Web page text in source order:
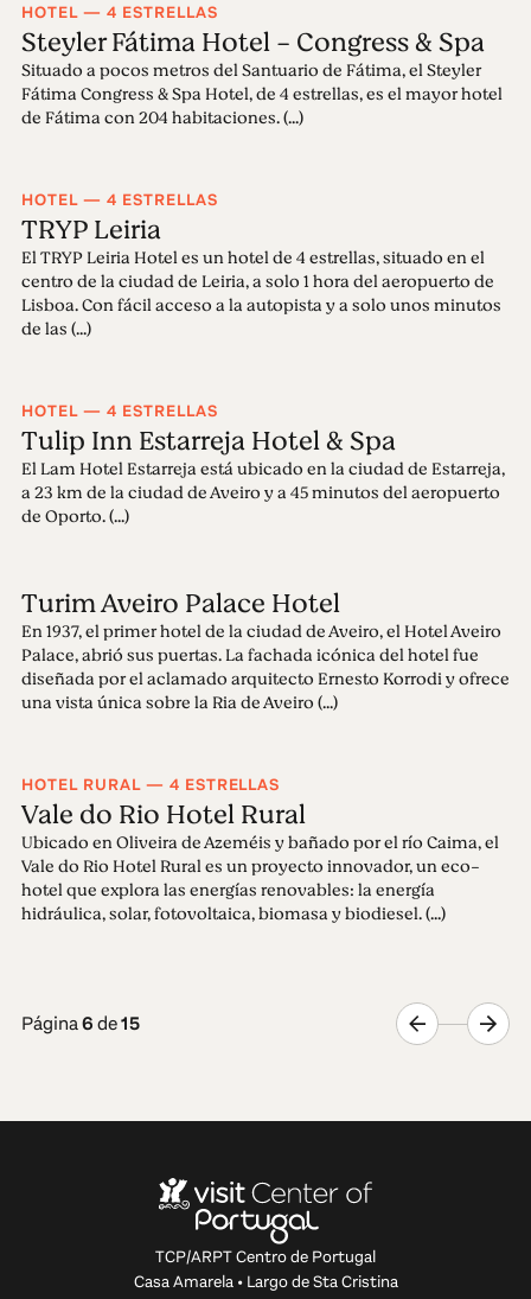
HOTEL — 4 ESTRELLAS
Steyler Fátima Hotel - Congress & Spa
Situado a pocos metros del Santuario de Fátima, el Steyler
Fátima Congress & Spa Hotel, de 4 estrellas, es el mayor hotel
de Fátima con 204 habitaciones. (...)
HOTEL — 4 ESTRELLAS
TRYP Leiria
El TRYP Leiria Hotel es un hotel de 4 estrellas, situado en el
centro de la ciudad de Leiria, a solo 1 hora del aeropuerto de
Lisboa. Con fácil acceso a la autopista y a solo unos minutos
de las (...)
HOTEL — 4 ESTRELLAS
Tulip Inn Estarreja Hotel & Spa
El Lam Hotel Estarreja está ubicado en la ciudad de Estarreja,
a 23 km de la ciudad de Aveiro y a 45 minutos del aeropuerto
de Oporto. (...)
Turim Aveiro Palace Hotel
En 1937, el primer hotel de la ciudad de Aveiro, el Hotel Aveiro
Palace, abrió sus puertas. La fachada icónica del hotel fue
diseñada por el aclamado arquitecto Ernesto Korrodi y ofrece
una vista única sobre la Ria de Aveiro (...)
HOTEL RURAL — 4 ESTRELLAS
Vale do Rio Hotel Rural
Ubicado en Oliveira de Azeméis y bañado por el río Caima, el
Vale do Rio Hotel Rural es un proyecto innovador, un eco-
hotel que explora las energías renovables: la energía
hidráulica, solar, fotovoltaica, biomasa y biodiesel. (...)
Página6de15
TCP/ARPT Centro de Portugal
Casa Amarela • Largo de Sta Cristina